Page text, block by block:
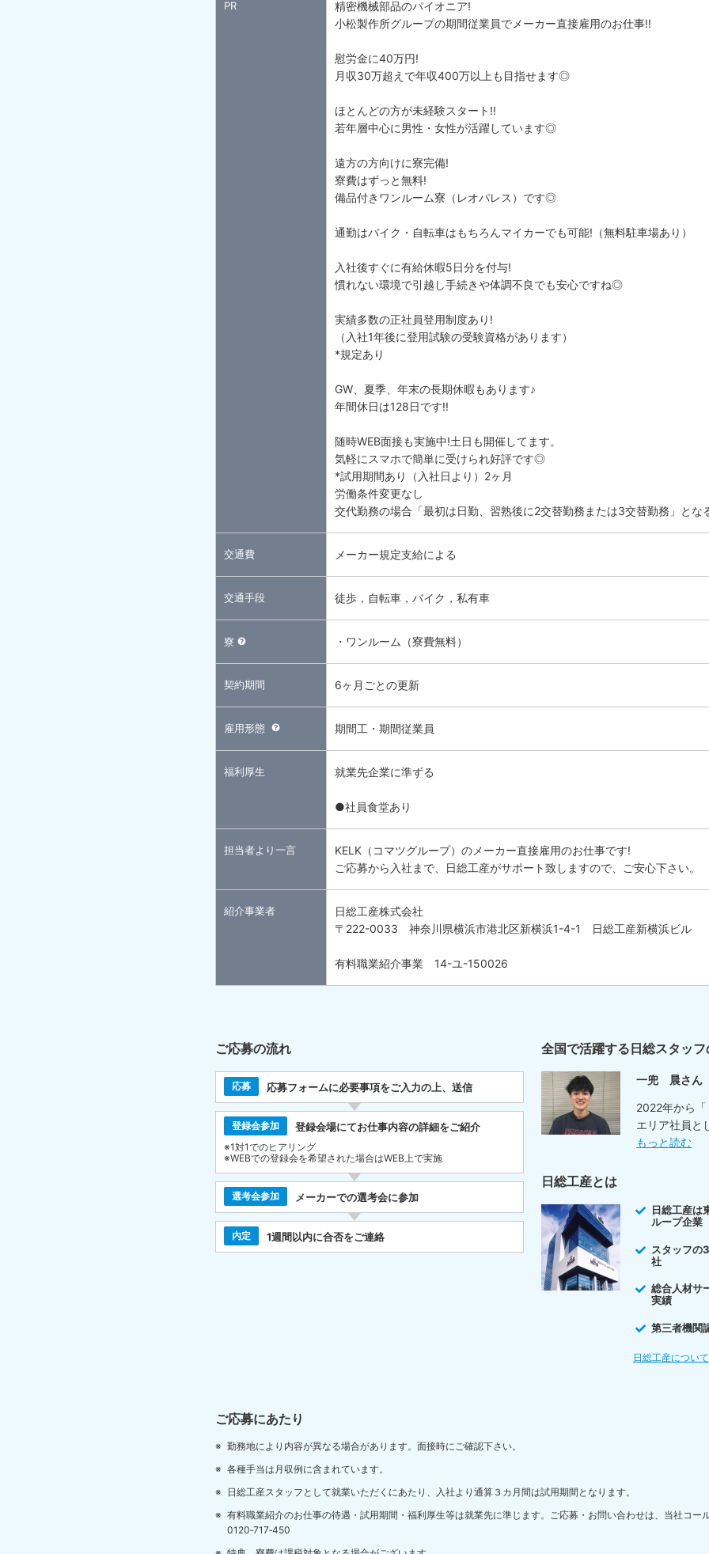
PR
精密機械部品のパイオニア!
小松製作所グループの期間従業員でメーカー直接雇用のお仕事!!
慰労金に40万円!
月収30万超えで年収400万以上も目指せます◎
ほとんどの方が未経験スタート!!
若年層中心に男性・女性が活躍しています◎
遠方の方向けに寮完備!
寮費はずっと無料!
備品付きワンルーム寮（レオパレス）です◎
通勤はバイク・自転車はもちろんマイカーでも可能!（無料駐車場あり）
入社後すぐに有給休暇5日分を付与!
慣れない環境で引越し手続きや体調不良でも安心ですね◎
実績多数の正社員登用制度あり!
（入社1年後に登用試験の受験資格があります）
*規定あり
GW、夏季、年末の長期休暇もあります♪
年間休日は128日です!!
随時WEB面接も実施中!土日も開催してます。
気軽にスマホで簡単に受けられ好評です◎
*試用期間あり（入社日より）2ヶ月
労働条件変更なし
交代勤務の場合「最初は日勤、習熟後に2交替勤務または3交替勤務」とな
交通費 メーカー規定支給による
交通手段 徒歩，自転車，バイク，私有車
寮 ・ワンルーム（寮費無料）
契約期間 6ヶ月ごとの更新
雇用形態 期間工・期間従業員
福利厚生 就業先企業に準ずる
●社員食堂あり
担当者より一言
KELK（コマツグループ）のメーカー直接雇用のお仕事です!
ご応募から入社まで、日総工産がサポート致しますので、ご安心下さい。
紹介事業者
日総工産株式会社
〒222-0033 神奈川県横浜市港北区新横浜1-4-1 日総工産新横浜ビル
有料職業紹介事業 14-ユ-150026
ご応募の流れ
応募 応募フォームに必要事項をご入力の上、送信
登録会参加 登録会場にてお仕事内容の詳細をご紹介
※1対1でのヒアリング
※WEBでの登録会を希望された場合はWEB上で実施
選考会参加 メーカーでの選考会に参加
内定 1週間以内に合否をご連絡
全国で活躍する日総スタッ
一兜 晨さん
2022年から
エリア社員と
もっと読む
日総工産とは
日総工産は
ループ企業
スタッフの
社
総合人材サ
実績
第三者機関
日総工産につい
ご応募にあたり
勤務地により内容が異なる場合があります。面接時にご確認下さい。
各種手当は月収例に含まれています。
日総工産スタッフとして就業いただくにあたり、入社より通算３カ月間は試用期間となります。
有料職業紹介のお仕事の待遇・試用期間・福利厚生等は就業先に準じます。ご応募・お問い合わせは、当社コー
0120‐717‐450